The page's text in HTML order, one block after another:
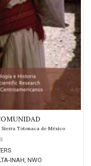
Totonaca de México
INAH, NWO